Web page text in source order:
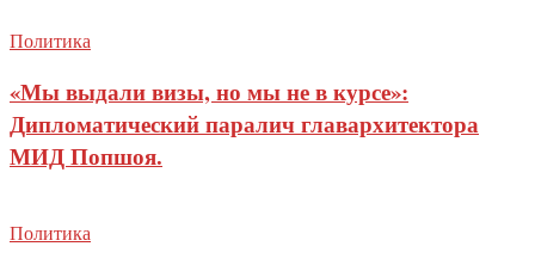
Политика
«Мы выдали визы, но мы не в курсе»:
Дипломатический паралич главархитектора
МИД Попшоя.
Политика